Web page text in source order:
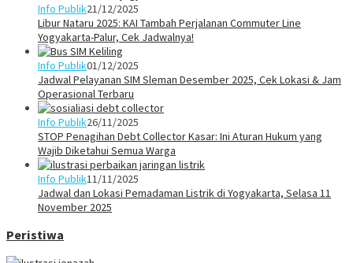
Info Publik21/12/2025
Libur Nataru 2025: KAI Tambah Perjalanan Commuter Line
Yogyakarta-Palur, Cek Jadwalnya!
Info Publik01/12/2025
Jadwal Pelayanan SIM Sleman Desember 2025, Cek Lokasi & Jam
Operasional Terbaru
Info Publik26/11/2025
STOP Penagihan Debt Collector Kasar: Ini Aturan Hukum yang
Wajib Diketahui Semua Warga
Info Publik11/11/2025
Jadwal dan Lokasi Pemadaman Listrik di Yogyakarta, Selasa 11
November 2025
Peristiwa